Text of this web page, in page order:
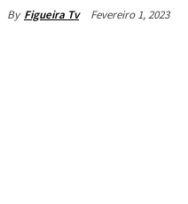
By Figueira Tv Fevereiro 1, 2023